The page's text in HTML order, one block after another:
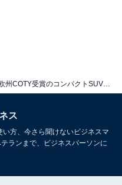
、ドライバーへ警告、
動させるというもの。
意識したデザイン。
ス
方、今さら聞けないビジネスマ
ランまで、ビジネスパーソンに